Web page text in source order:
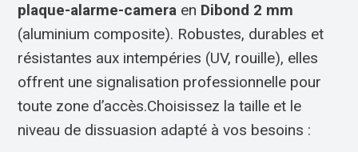
plaque-alarme-camera en Dibond 2 mm
(aluminium composite). Robustes, durables et
résistantes aux intempéries (UV, rouille), elles
offrent une signalisation professionnelle pour
toute zone d’accès.Choisissez la taille et le
niveau de dissuasion adapté à vos besoins :